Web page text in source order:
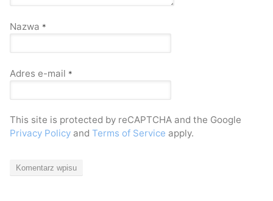
Nazwa *
Adres e-mail *
This site is protected by reCAPTCHA and the Google
Privacy Policy and Terms of Service apply.